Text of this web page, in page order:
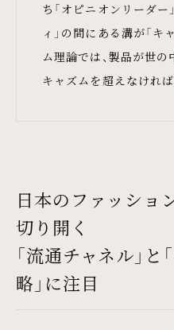
ち「オピニオンリーダー
ィ」の間にある溝が「キ
ム理論では、製品が世
キャズムを超えなけれ
日本のファッショ
切り開く
「流通チャネル」
略」に注目